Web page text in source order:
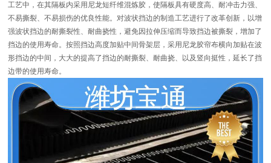
工艺中，在其隔板内采用尼龙短纤维混炼胶，使隔板具有硬度高、耐冲击力强、
不易撕裂、不易损伤的优良性能。对波状挡边的制造工艺进行了改革创新，以增
强波状挡边的耐撕裂性、耐曲挠性，避免因拉伸压缩而导致挡边被撕裂，增加了
挡边的使用寿命。按照挡边高度加贴中间骨架层，采用尼龙胶帘布横向加贴在波
形挡边的中间，大大的提高了挡边的耐撕裂、耐曲挠、以及竖向挺性，延长了挡
边带的使用寿命。